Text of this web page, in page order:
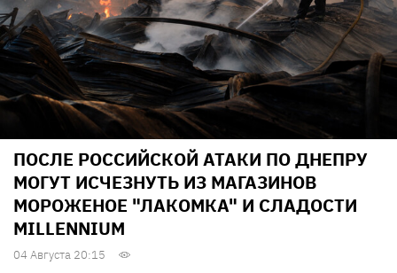
ПОСЛЕ РОССИЙСКОЙ АТАКИ ПО ДНЕПРУ
МОГУТ ИСЧЕЗНУТЬ ИЗ МАГАЗИНОВ
МОРОЖЕНОЕ "ЛАКОМКА" И СЛАДОСТИ
MILLENNIUM
04 Августа 20:15